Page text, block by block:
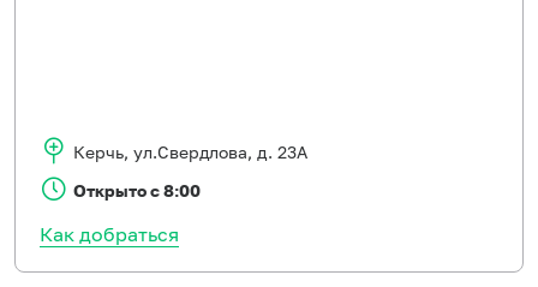
Керчь, ул.Свердлова, д. 23А
Открыто с 8:00
Как добраться